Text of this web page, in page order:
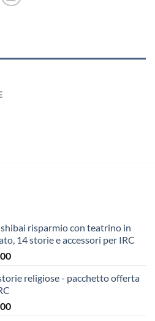
risparmio con teatrino in
14 storie e accessori per IRC
Il
attuale
€383,00.
religiose - pacchetto offerta
Il